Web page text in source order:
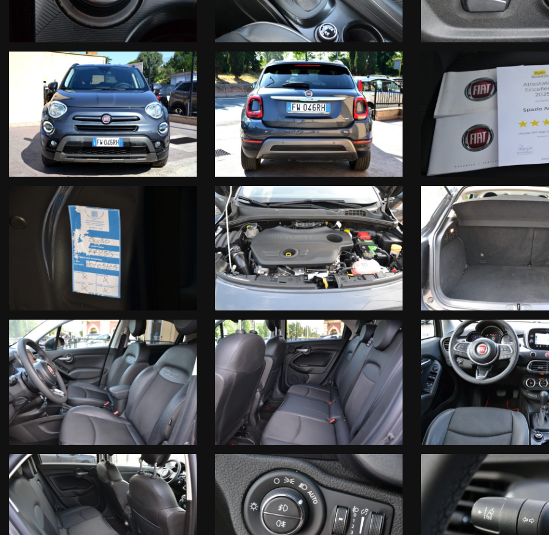
- Sistema mantenimento carreggiata
- Sistema rilevamento stanchezza conducente
Audio & Comunicazione:
- Radio CD Mp3 Dab con display integrato touch screen
- Navigatore satellitare cartografico 3D
- Sistema AppleCarPlay
- Sistema Android&Auto
- Vivavoce Bluetooth
- Streaming audio Bluetooth
- USB & ingresso sd card
- Computer di bordo
- Comandi vocali
Comfort:
- Climatizzatore automatico Bi Zona
- Sedili regolabili in altezza
- Volante regolabile
- Servosterzo
- Chiusura centralizzata
- Alzacristalli elettrici
- Volante multifunzione
- Regolazione lombare sedile guidatore
- Cruise control adattivo
- Bracciolo anteriore con portaoggetti integrato
- Vetri privacy
- Interni sportivi in misto pelle con regolazioni elettriche
La vettura in oggetto COMPRENDE nel prezzo di vendita una GARANZIA di 12 MESI, con chilometraggio illimitato sulle seguenti
Motore
Cambio Manuale/Automatico
Turbocompressore
Circuito di Alimentazione
Circuito Elettrico
Circuito di Raffreddamento
Compressore Aria Condizionata
Circuito Frenante
Organi di Guida
Manodopera
- Prendiamo il tuo usato anche da rottamare
- Possibilità di finanziamento in sede anche senza anticipo